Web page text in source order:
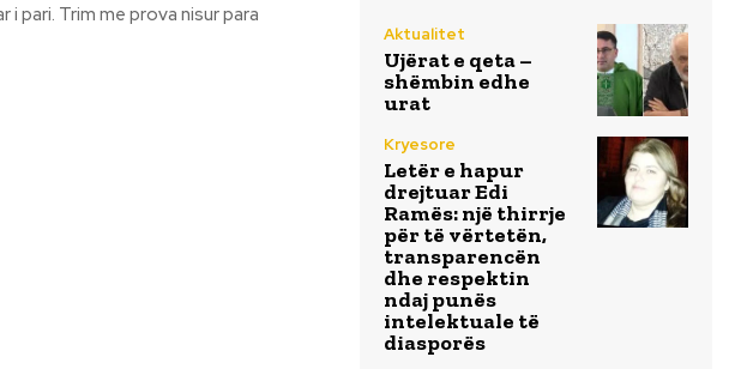
Aktualitet
Ujërat e qeta –
shëmbin edhe
urat
Kryesore
Letër e hapur
drejtuar Edi
Ramës: një thirrje
për të vërtetën,
transparencën
dhe respektin
ndaj punës
intelektuale të
diasporës